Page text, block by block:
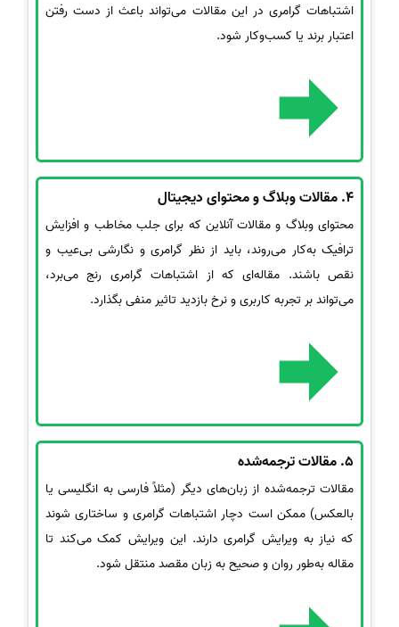
اشتباهات گرامری در این مقالات می‌تواند باعث از دست رفتن
اعتبار برند یا کسب‌وکار شود.
4. مقالات وبلاگ و محتوای دیجیتال
محتوای وبلاگ و مقالات آنلاین که برای جلب مخاطب و افزایش
ترافیک به‌کار می‌روند، باید از نظر گرامری و نگارشی بی‌عیب و
نقص باشند. مقاله‌ای که از اشتباهات گرامری رنج می‌برد،
می‌تواند بر تجربه کاربری و نرخ بازدید تاثیر منفی بگذارد.
5. مقالات ترجمه‌شده
مقالات ترجمه‌شده از زبان‌های دیگر (مثلاً فارسی به انگلیسی یا
بالعکس) ممکن است دچار اشتباهات گرامری و ساختاری شوند
که نیاز به ویرایش گرامری دارند. این ویرایش کمک می‌کند تا
مقاله به‌طور روان و صحیح به زبان مقصد منتقل شود.